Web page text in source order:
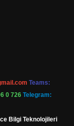
Teams:
0 726 Telegram:
Bilgi Teknolojileri